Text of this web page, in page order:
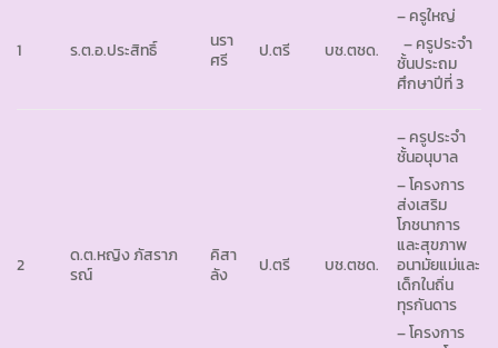
1 ร.ต.อ.ประสิทธิ์
นรา
ศรี
ป.ตรี บช.ตชด.
– ครูใหญ่
– ครูประจำ
ชั้นประถม
ศึกษาปีที่ 3
2
ด.ต.หญิง ภัสราภ
รณ์
คิสา
ลัง
ป.ตรี บช.ตชด.
– ครูประจำ
ชั้นอนุบาล
– โครงการ
ส่งเสริม
โภชนาการ
และสุขภาพ
อนามัยแม่และ
เด็กในถิ่น
ทุรกันดาร
– โครงการ